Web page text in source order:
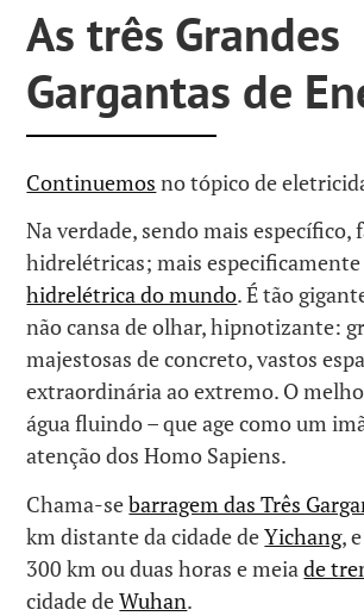
As três Grandes
Gargantas de
Continuemos no tópico de
Na verdade, sendo mais específico,
hidrelétricas; mais
hidrelétrica do mundo. É tão
não cansa de olhar, hipnotizante:
majestosas de concreto, vastos
extraordinária ao extremo. O
água fluindo – que age como um
atenção dos Homo Sapiens.
Chama-sebarragem das Três
km distante da cidade deYichang,
300 km ou duas horas e meiade
cidade deWuhan.